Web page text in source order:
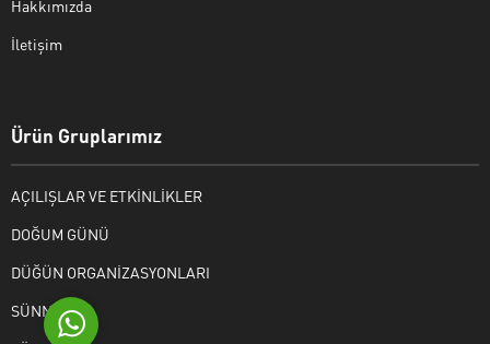
Hakkımızda
İletişim
Ürün Gruplarımız
AÇILIŞLAR VE ETKİNLİKLER
DOĞUM GÜNÜ
DÜĞÜN ORGANİZASYONLARI
SÜNNET